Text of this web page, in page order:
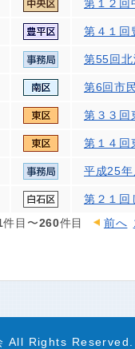
第１２回
第４１回
第55回
第6回市
第３３回
第１４回
平成25
第２１回
件目〜260件目 前へ
All Rights Reserved.